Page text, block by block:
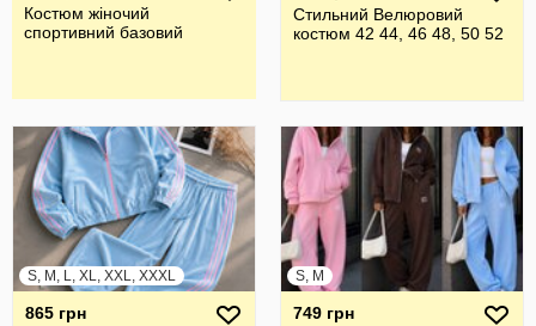
Костюм жіночий
спортивний базовий
Стильний Велюровий
костюм 42 44, 46 48, 50 52
S, M, L, XL, XXL, XXXL
865 грн
S, M
749 грн